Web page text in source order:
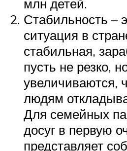
млн детей.
Стабильность –
ситуация в
стабильная,
пусть не резко,
увеличиваются,
людям
Для семейных
досуг в первую
представляет